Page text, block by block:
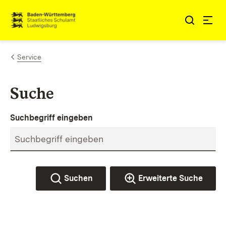
Zum Inhalt springen
Link zur Startseite
Service
Suche
Suchbegriff eingeben
Suchen Erweiterte Suche